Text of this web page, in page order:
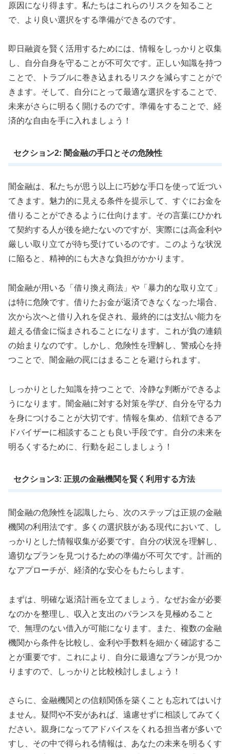
原因になり得ます。私たちはこれらのリスクを知ること
で、より良い選択をする準備ができるのです。
即日融資を賢く活用するためには、情報をしっかりと収集
し、自分自身を守ることが不可欠です。正しい知識を持つ
ことで、トラブルに巻き込まれるリスクを減らすことがで
きます。そして、自分にとって最適な選択をすることで、
未来がさらに明るく開けるのです。準備をすることで、経
済的な自由を手に入れましょう！
セクション2: 闇金融の手口とその危険性
闇金融は、私たちが思う以上に巧妙な手口を使って近づい
てきます。魅力的に見える条件を提示して、すぐにお金を
借りることができるように仕向けます。その言葉にひかれ
て契約する人が後を絶たないのですが、実際には高金利や
厳しい取り立てが待ち受けているのです。このような状況
に陥ると、精神的にも大きな負担がかかります。
闇金融が用いる「借り換え商法」や「暴力的な取り立て」
は特に危険です。借りたお金が返済できなくなった場合、
次から次へと借り入れを促され、最終的には支払い能力を
超える借金に悩まされることになります。これが負の連鎖
の始まりなのです。しかし、危険性を理解し、警戒心を持
つことで、闇金融の罠にはまることを避けられます。
しっかりとした知識を持つことで、冷静な判断ができるよ
うになります。闇金融に対する対策を学び、自分を守る力
を身につけることが大切です。情報を集め、信頼できるア
ドバイザーに相談することも良い手段です。自分の未来を
明るくするために、行動を起こしましょう！
セクション3: 正規の金融機関を賢く利用する方法
闇金融の危険性を認識したら、次のステップは正規の金融
機関の利用法です。多くの選択肢がある現代において、し
っかりとした情報収集が必要です。自分の状況を理解し、
適切なプランを見つけるための準備が不可欠です。計画的
なアプローチが、経済的な安心をもたらします。
まずは、明確な返済計画を立てましょう。なぜお金が必要
なのかを整理し、収入と支出のバランスを見極めること
で、無理のない借入が可能になります。また、複数の金融
機関から条件を比較し、金利や手数料を細かく確認するこ
とが重要です。これにより、自分に最適なプランが見つか
りますので、しっかりと比較検討しましょう！
さらに、金融機関との信頼関係を築くことも忘れてはいけ
ません。疑問や不安があれば、遠慮せずに相談してみてく
ださい。親身になってアドバイスをくれる担当者が多いで
すし、その中で得られる情報は、あなたの未来を明るくす